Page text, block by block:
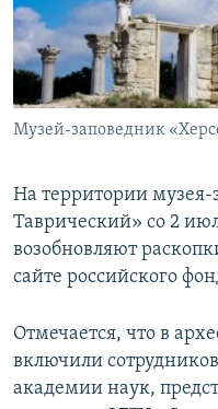
ПОБЕДИТЕЛЕЙ НЕ СУДЯТ?
КРЫМ.НЕПОКОРЕННЫЙ
ELIFBE
УКРАИНСКАЯ ПРОБЛЕМА
ПРИСОЕДИНЯЙТЕСЬ!
Музей-заповедник
На территории музея-
Таврический» со 2
возобновляют
сайте российского
Отмечается, что в
включили
академии наук,